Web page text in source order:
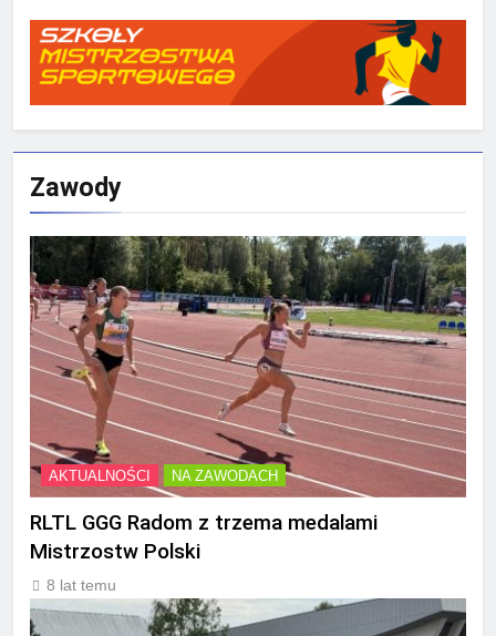
Zawody
AKTUALNOŚCI NA ZAWODACH
RLTL GGG Radom z trzema medalami
Mistrzostw Polski
8 lat temu